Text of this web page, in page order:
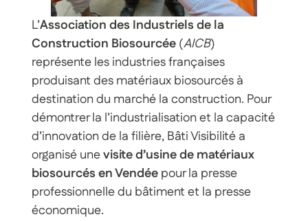
L’Association des Industriels de la
Construction Biosourcée(AICB)
représente les industries françaises
produisant des matériaux biosourcés à
destination du marché la construction. Pour
démontrer la l’industrialisation et la capacité
d’innovation de la filière, Bâti Visibilité a
organisé unevisite d’usine de matériaux
biosourcés en Vendéepour la presse
professionnelle du bâtiment et la presse
économique.